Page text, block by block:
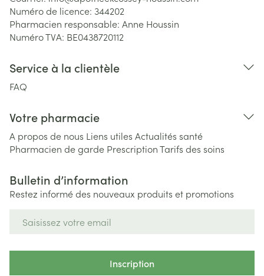
Numéro de licence: 344202
Pharmacien responsable: Anne Houssin
Numéro TVA: BE0438720112
Service à la clientèle
FAQ
Votre pharmacie
A propos de nous Liens utiles Actualités santé
Pharmacien de garde PrescriptionTarifs des soins
Bulletin d’information
Restez informé des nouveaux produits et promotions
Inscription